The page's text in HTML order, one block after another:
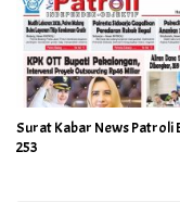
Surat Kabar News Patroli
253